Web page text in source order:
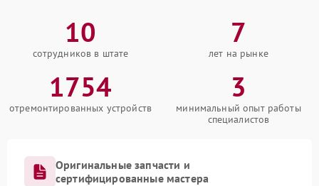
10
сотрудников в штате
7
лет на рынке
1754
отремонтированных устройств
3
минимальный опыт работы
специалистов
Оригинальные запчасти и
сертифицированные мастера